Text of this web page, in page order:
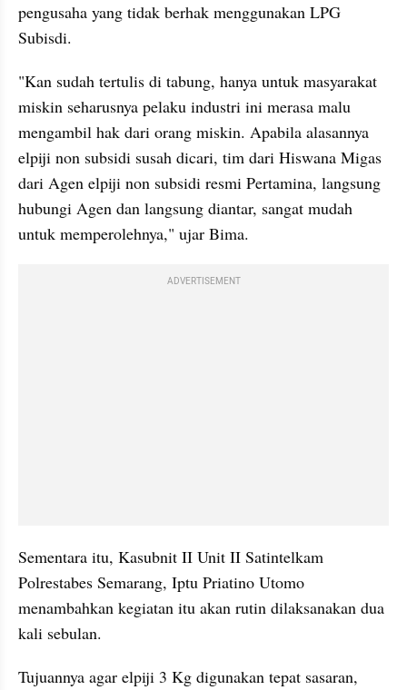
pengusaha yang tidak berhak menggunakan LPG
Subisdi.
"Kan sudah tertulis di tabung, hanya untuk masyarakat
miskin seharusnya pelaku industri ini merasa malu
mengambil hak dari orang miskin. Apabila alasannya
elpiji non subsidi susah dicari, tim dari Hiswana Migas
dari Agen elpiji non subsidi resmi Pertamina, langsung
hubungi Agen dan langsung diantar, sangat mudah
untuk memperolehnya," ujar Bima.
ADVERTISEMENT
Sementara itu, Kasubnit II Unit II Satintelkam
Polrestabes Semarang, Iptu Priatino Utomo
menambahkan kegiatan itu akan rutin dilaksanakan dua
kali sebulan.
Tujuannya agar elpiji 3 Kg digunakan tepat sasaran,